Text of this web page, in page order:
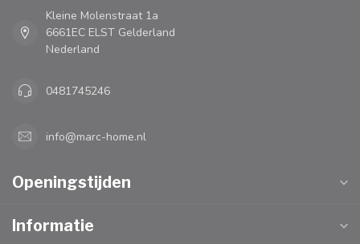
Kleine Molenstraat 1a
6661EC ELST Gelderland
Nederland
0481745246
info@marc-home.nl
Openingstijden
Informatie